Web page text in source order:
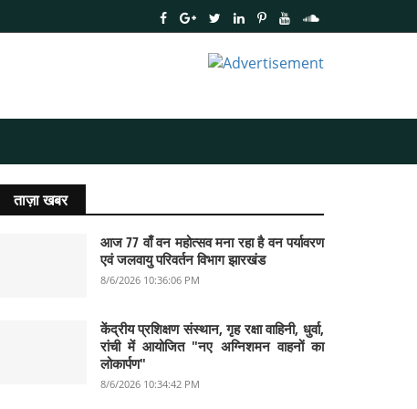
ताज़ा खबर
आज 77 वाँ वन महोत्सव मना रहा है वन पर्यावरण
एवं जलवायु परिवर्तन विभाग झारखंड
8/6/2026 10:36:06 PM
केंद्रीय प्रशिक्षण संस्थान, गृह रक्षा वाहिनी, धुर्वा,
रांची में आयोजित "नए अग्निशमन वाहनों का
लोकार्पण"
8/6/2026 10:34:42 PM